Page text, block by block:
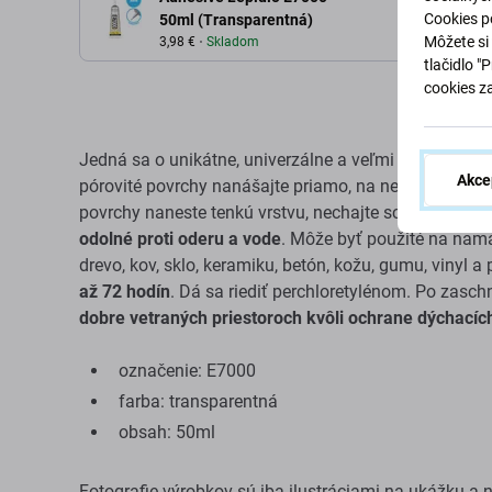
50ml (Transparentná)
3,98 € Skladom
Jedná sa o unikátne, univerzálne a veľmi silné
pórovité povrchy nanášajte priamo, na nepórovité
povrchy naneste tenkú vrstvu, nechajte schnúť 5
odolné proti oderu a vode. Môže byť použité na
drevo, kov, sklo, keramiku, betón, kožu, gumu, vinyl
až 72 hodín. Dá sa riediť perchloretylénom. Po
dobre vetraných priestoroch kvôli ochrane
označenie: E7000
farba: transparentná
obsah: 50ml
Cookies
Môžete
tlačidlo
cookies